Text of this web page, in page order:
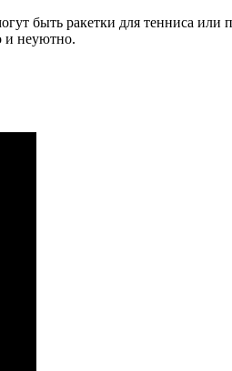
быть ракетки для тенниса или
и неуютно.